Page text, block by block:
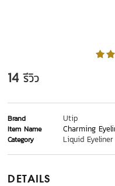
14 รีวิว
Brand Utip
Item Name Charming
Category Liquid Eyeliner
DETAILS